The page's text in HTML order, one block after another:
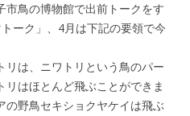
市鳥の博物館で出前トークをす
ーク」、4月は下記の要領で今
は、ニワトリという鳥のパー
はほとんど飛ぶことができま
の野鳥セキショクヤケイは飛ぶ